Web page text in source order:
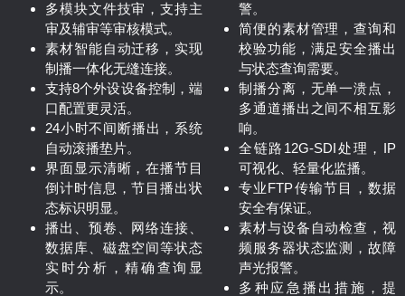
多模块文件技审，支持主
审及辅审等审核模式。
素材智能自动迁移，实现
制播一体化无缝连接。
支持8个外设设备控制，端
口配置更灵活。
24小时不间断播出，系统
自动滚播垫片。
界面显示清晰，在播节目
倒计时信息，节目播出状
态标识明显。
播出、预卷、网络连接、
数据库、磁盘空间等状态
实时分析，精确查询显
示。
警。
简便的素材管理，查询和
校验功能，满足安全播出
与状态查询需要。
制播分离，无单一溃点，
多通道播出之间不相互影
响。
全链路12G-SDI处理，IP
可视化、轻量化监播。
专业FTP传输节目，数据
安全有保证。
素材与设备自动检查，视
频服务器状态监测，故障
声光报警。
多种应急播出措施，提